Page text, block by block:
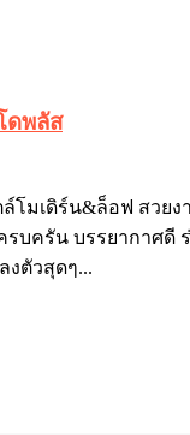
ดพลัส
โมเดิร์น&ล็อฟ สวยง
บครัน บรรยากาศ​ดี
งตัวสุดๆ...